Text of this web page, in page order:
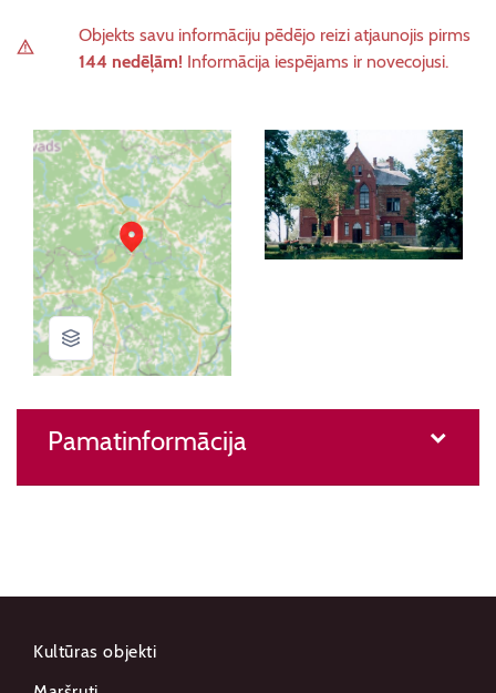
Objekts savu informāciju pēdējo reizi atjaunojis pirms
144 nedēļām! Informācija iespējams ir novecojusi.
Pamatinformācija
Kultūras objekti